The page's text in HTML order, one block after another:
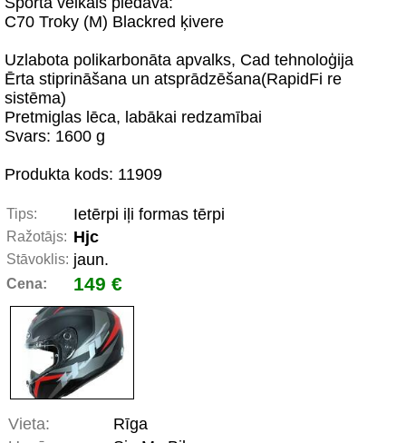
C70 Troky (M) Blackred ķivere
Uzlabota polikarbonāta apvalks, Cad tehnoloģija
Ērta stiprināšana un atsprādzēšana(RapidFi re
sistēma)
Pretmiglas lēca, labākai redzamībai
Svars: 1600 g
Produkta kods: 11909
Tips: Ietērpi iļi formas tērpi
Ražotājs: Hjc
Stāvoklis: jaun.
Cena: 149 €
Vieta:
Rīga